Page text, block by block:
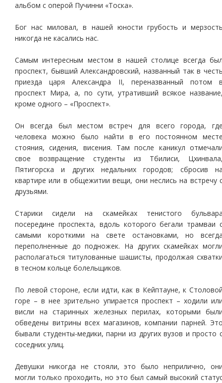
альбом с оперой Пучинни «Тоска».
Бог нас миловал, в нашей юности грубость и
никогда не касались нас.
Самым интересным местом в нашей столице всегда
проспект, бывший Александровский, названный так в
приезда царя Александра II, переназванный потом
проспект Мира, а, по сути, утративший всякое
кроме одного – «Проспект».
Он всегда был местом встреч для всего города,
человека можно было найти в его постоянном
стояния, сидения, висения. Там после каникул
свое возвращение студенты из Тбилиси,
Пятигорска и других недальних городов; сбросив
квартире или в общежитии вещи, они неслись на встречу
друзьями.
Старики сидели на скамейках тенистого
посередине проспекта, вдоль которого бегали трамваи
самыми короткими на свете остановками, но
переполненные до подножек. На других скамейках
располагаться титулованные шашисты, продолжая
в тесном кольце болельщиков.
По левой стороне, если идти, как в Кейптауне, к
горе – в нее зрительно упирается проспект – ходили
висли на старинных железных перилах, которыми
обведены витрины всех магазинов, компании парней.
бывали студенты-медики, парни из других вузов и просто
соседних улиц.
Девушки никогда не стояли, это было неприлично,
могли только проходить, но это был самый высокий